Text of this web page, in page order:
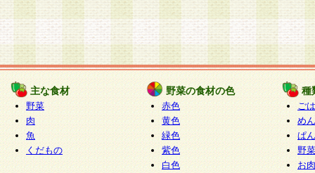
主な食材
野菜
肉
魚
くだもの
野菜の食材の色
赤色
黄色
緑色
紫色
白色
種
ご
めん
ぱん
野
お